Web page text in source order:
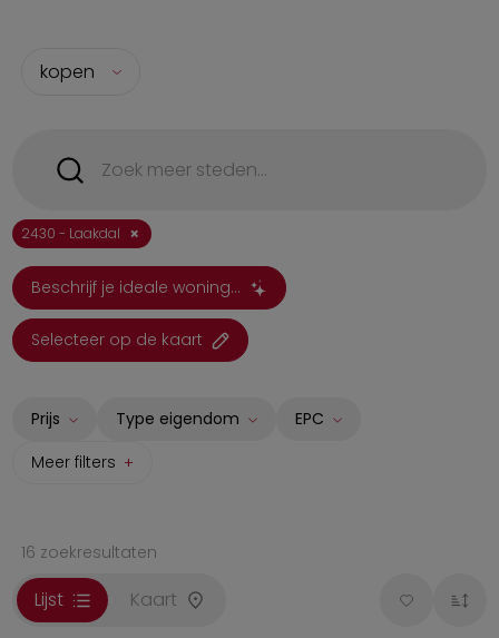
kopen
2430 - Laakdal ×
Beschrijf je ideale woning...
Selecteer op de kaart
Prijs Type eigendom
Studio
Grond
EPC
Meer filters
Lijst Kaart
16 zoekresultaten